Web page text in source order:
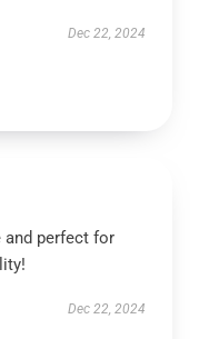
Dec 22, 2024
and perfect for
Dec 22, 2024